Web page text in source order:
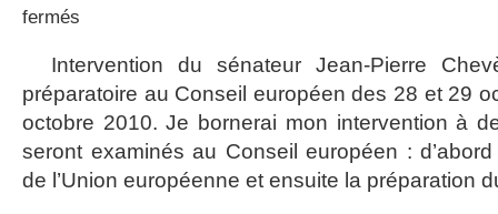
fermés
règles
du
ou
changez
de
jeu
Intervention du sénateur Jean-Pierre
préparatoire au Conseil européen des 28 et 29
octobre 2010. Je bornerai mon intervention à
seront examinés au Conseil européen :
de l’Union européenne et ensuite la préparation